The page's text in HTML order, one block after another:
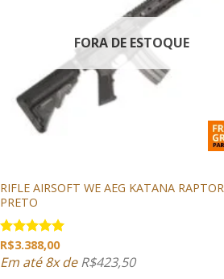
FORA DE ESTOQUE
RIFLE AIRSOFT WE AEG KATANA RAPTOR
PRETO
Avaliação
5.00 de 5
R$3.388,00
Em até 8x deR$423,50